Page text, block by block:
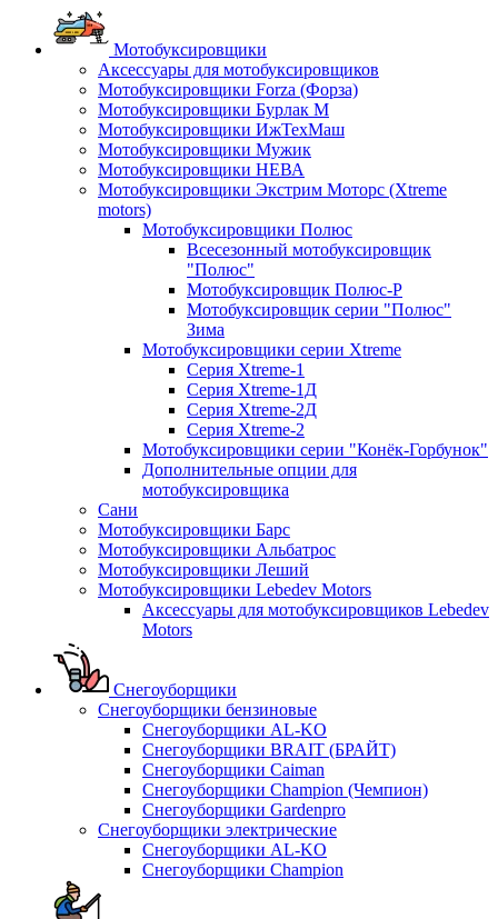
Мотобуксировщики
Аксессуары для мотобуксировщиков
Мотобуксировщики Forza (Форза)
Мотобуксировщики Бурлак М
Мотобуксировщики ИжТехМаш
Мотобуксировщики Мужик
Мотобуксировщики НЕВА
Мотобуксировщики Экстрим Моторс (Xtreme
motors)
Мотобуксировщики Полюс
Всесезонный мотобуксировщик
"Полюс"
Мотобуксировщик Полюс-Р
Мотобуксировщик серии "Полюс"
Зима
Мотобуксировщики серии Xtreme
Серия Xtreme-1
Серия Xtreme-1Д
Серия Xtreme-2Д
Серия Xtreme-2
Мотобуксировщики серии "Конёк-Горбунок"
Дополнительные опции для
мотобуксировщика
Сани
Мотобуксировщики Барс
Мотобуксировщики Альбатрос
Мотобуксировщики Леший
Мотобуксировщики Lebedev Motors
Аксессуары для мотобуксировщиков Lebedev
Motors
Снегоуборщики
Снегоуборщики бензиновые
Снегоуборщики AL-KO
Снегоуборщики BRAIT (БРАЙТ)
Снегоуборщики Caiman
Снегоуборщики Champion (Чемпион)
Снегоуборщики Gardenpro
Снегоуборщики электрические
Снегоуборщики AL-KO
Снегоуборщики Champion